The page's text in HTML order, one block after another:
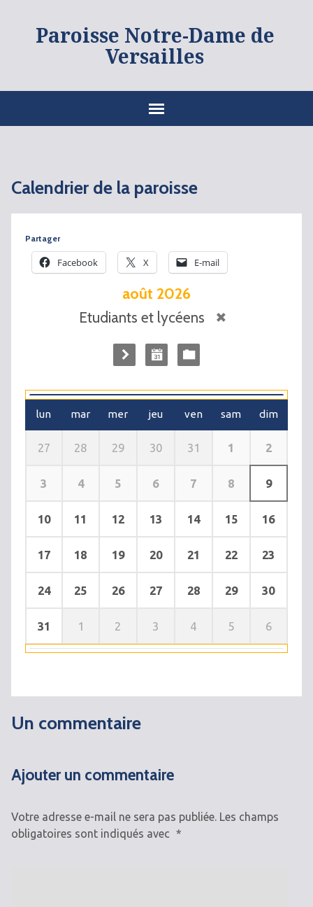
Paroisse Notre-Dame de
Versailles
Calendrier de la paroisse
Partager
Facebook X E-mail
août 2026
Etudiants et lycéens
lun mar mer jeu ven sam dim
27 28 29 30 31 1 2
3 4 5 6 7 8 9
10 11 12 13 14 15 16
17 18 19 20 21 22 23
24 25 26 27 28 29 30
31 1 2 3 4 5 6
Un commentaire
Ajouter un commentaire
Votre adresse e-mail ne sera pas publiée. Les champs
obligatoires sont indiqués avec *